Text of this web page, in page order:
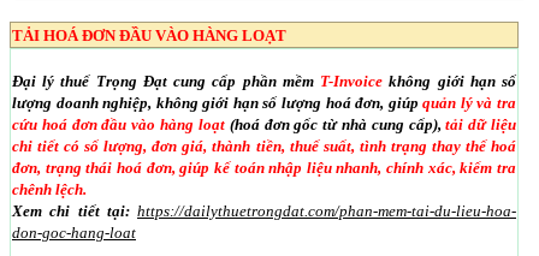
TẢI HOÁ ĐƠN ĐẦU VÀO HÀNG LOẠT
Đại lý thuế Trọng Đạt cung cấp phần mềm T-Invoice không giới hạn số
lượng doanh nghiệp, không giới hạn số lượng hoá đơn, giúpquản lý và tra
cứu hoá đơn đầu vào hàng loạt(hoá đơn gốc từ nhà cung cấp),tải dữ liệu
chi tiết có số lượng, đơn giá, thành tiền, thuế suất, tình trạng thay thế hoá
đơn, trạng thái hoá đơn, giúp kế toán nhập liệu nhanh, chính xác, kiểm tra
chênh lệch.
Xem chi tiết tại: https://dailythuetrongdat.com/phan-mem-tai-du-lieu-hoa-
don-goc-hang-loat